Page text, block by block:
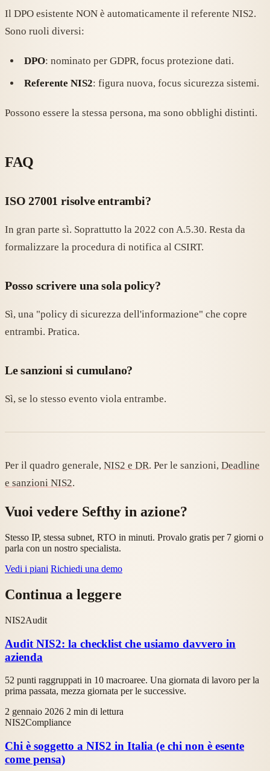
Il DPO esistente NON è automaticamente il referente NIS2.
Sono ruoli diversi:
DPO: nominato per GDPR, focus protezione dati.
Referente NIS2: figura nuova, focus sicurezza sistemi.
Possono essere la stessa persona, ma sono obblighi distinti.
FAQ
ISO 27001 risolve entrambi?
In gran parte sì. Soprattutto la 2022 con A.5.30. Resta da
formalizzare la procedura di notifica al CSIRT.
Posso scrivere una sola policy?
Sì, una "policy di sicurezza dell'informazione" che copre
entrambi. Pratica.
Le sanzioni si cumulano?
Sì, se lo stesso evento viola entrambe.
Per il quadro generale, NIS2 e DR. Per le sanzioni, Deadline
e sanzioni NIS2.
Vuoi vedere Sefthy in azione?
Stesso IP, stessa subnet, RTO in minuti. Provalo gratis per 7 giorni o
parla con un nostro specialista.
Vedi i piani Richiedi una demo
Continua a leggere
NIS2Audit
Audit NIS2: la checklist che usiamo davvero in
azienda
52 punti raggruppati in 10 macroaree. Una giornata di lavoro per la
prima passata, mezza giornata per le successive.
2 gennaio 2026 2 min di lettura
NIS2Compliance
Chi è soggetto a NIS2 in Italia (e chi non è esente
come pensa)